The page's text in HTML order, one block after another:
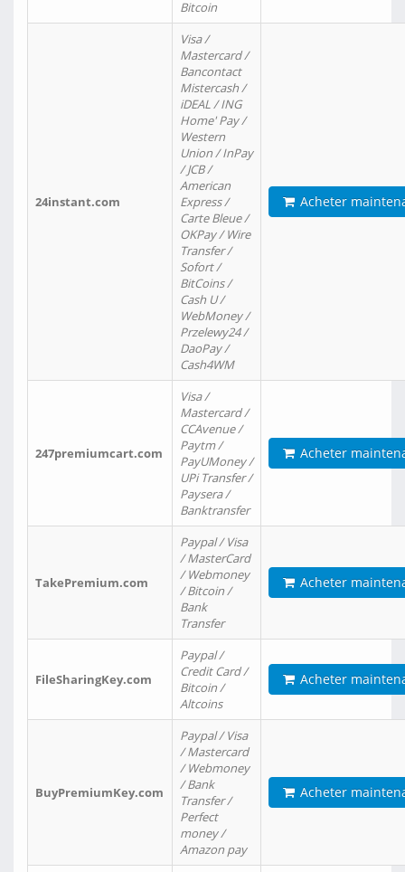
Bitcoin
24instant.com
Visa /
Mastercard /
Bancontact
Mistercash /
iDEAL / ING
Home' Pay /
Western
Union / InPay
/ JCB /
American
Express /
Carte Bleue /
OKPay / Wire
Transfer /
Sofort /
BitCoins /
Cash U /
WebMoney /
Przelewy24 /
DaoPay /
Cash4WM
Acheter
247premiumcart.com
Visa /
Mastercard /
CCAvenue /
Paytm /
PayUMoney /
UPi Transfer /
Paysera /
Banktransfer
Acheter
TakePremium.com
Paypal / Visa
/ MasterCard
/ Webmoney
/ Bitcoin /
Bank
Transfer
Acheter
FileSharingKey.com
Paypal /
Credit Card /
Bitcoin /
Altcoins
Acheter
BuyPremiumKey.com
Paypal / Visa
/ Mastercard
/ Webmoney
/ Bank
Transfer /
Perfect
money /
Amazon pay
Acheter